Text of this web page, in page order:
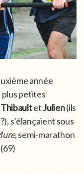
année
plus petites
ThibaultetJulien(ils
s’élançaient sous
, semi-marathon